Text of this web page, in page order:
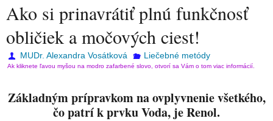
Ako si prinavrátiť plnú funkčnosť
obličiek a močových ciest!
MUDr. Alexandra Vosátková Liečebné metódy
Ak kliknete ľavou myšou na modro zafarbené slovo, otvorí sa Vám o tom viac informácií.
Základným prípravkom na ovplyvnenie všetkého,
čo patrí k prvku Voda, je Renol.